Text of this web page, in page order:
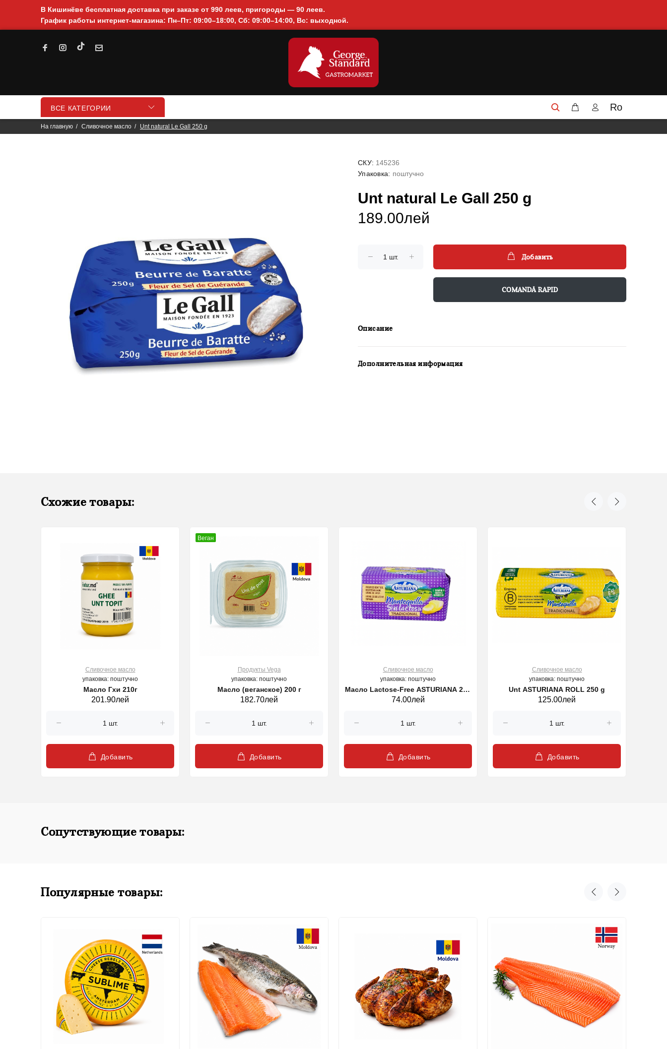
В Кишинёве бесплатная доставка при заказе от 990 леев, пригороды — 90 леев.
График работы интернет-магазина: Пн–Пт: 09:00–18:00, Сб: 09:00–14:00, Вс: выходной.
ВСЕ КАТЕГОРИИ Ro
На главную Cливочное масло Unt natural Le Gall 250 g
СКУ: 145236
Упаковка: поштучно
Unt natural Le Gall 250 g
189.00лей
Добавить
COMANDĂ RAPID
Описание
Дополнительная информация
Схожие товары:
Cливочное масло
упаковка: поштучно
Масло Гхи 210г
201.90лей
Добавить
Веган
Продукты Vega
упаковка: поштучно
Масло (веганское) 200 г
182.70лей
Добавить
Cливочное масло
упаковка: поштучно
Масло Lactose-Free ASTURIANA 250
г
74.00лей
Добавить
Cливочное масло
упаковка: поштучно
Unt ASTURIANA ROLL 250 g
125.00лей
Добавить
Сопутствующие товары:
Популярные товары: